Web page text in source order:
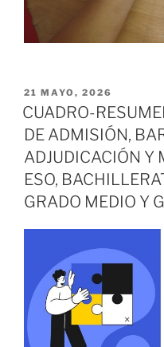
PUBLICADO
EL
21 MAYO, 2026
CUADRO-
DE ADMISIÓN,
ADJUDICACIÓN Y
ESO,
GRADO MEDIO Y